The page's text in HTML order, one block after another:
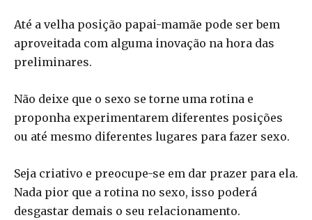
Até a velha posição papai-mamãe pode ser bem
aproveitada com alguma inovação na hora das
preliminares.
Não deixe que o sexo se torne uma rotina e
proponha experimentarem diferentes posições
ou até mesmo diferentes lugares para fazer sexo.
Seja criativo e preocupe-se em dar prazer para ela.
Nada pior que a rotina no sexo, isso poderá
desgastar demais o seu relacionamento.